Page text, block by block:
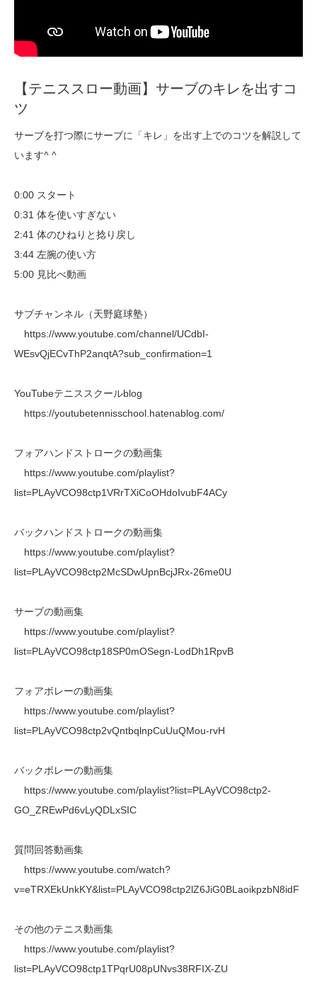
【テニススロー動画】サーブのキレを出すコ
ツ
サーブを打つ際にサーブに「キレ」を出す上でのコツを解説して
います^ ^
0:00 スタート
0:31 体を使いすぎない
2:41 体のひねりと捻り戻し
3:44 左腕の使い方
5:00 見比べ動画
サブチャンネル（天野庭球塾）
https://www.youtube.com/channel/UCdbI-
WEsvQjECvThP2anqtA?sub_confirmation=1
YouTubeテニススクールblog
https://youtubetennisschool.hatenablog.com/
フォアハンドストロークの動画集
https://www.youtube.com/playlist?
list=PLAyVCO98ctp1VRrTXiCoOHdoIvubF4ACy
バックハンドストロークの動画集
https://www.youtube.com/playlist?
list=PLAyVCO98ctp2McSDwUpnBcjJRx-26me0U
サーブの動画集
https://www.youtube.com/playlist?
list=PLAyVCO98ctp18SP0mOSegn-LodDh1RpvB
フォアボレーの動画集
https://www.youtube.com/playlist?
list=PLAyVCO98ctp2vQntbqlnpCuUuQMou-rvH
バックボレーの動画集
https://www.youtube.com/playlist?list=PLAyVCO98ctp2-
GO_ZREwPd6vLyQDLxSIC
質問回答動画集
https://www.youtube.com/watch?
v=eTRXEkUnkKY&list=PLAyVCO98ctp2lZ6JiG0BLaoikpzbN8idF
その他のテニス動画集
https://www.youtube.com/playlist?
list=PLAyVCO98ctp1TPqrU08pUNvs38RFIX-ZU